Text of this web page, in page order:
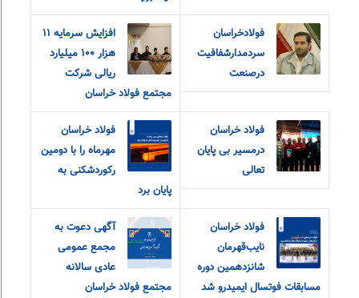
فولادخراسان
سردمدارشفافیت
درصنعت
افزایش سرمایه ۱۱
هزار ۱۰۰ میلیارد
ریالی شرکت
مجتمع فولاد خراسان
فولاد خراسان
درمسیر بی پایان
تعالی
فولاد خراسان
مهرماه را با دومین
رکوردشکنی به
پایان برد
فولاد خراسان
نایب‌قهرمان
شانزدهمین دوره
مسابقات فوتسال ایمیدرو شد
آگهی دعوت به
مجمع عمومی
عادی سالانه
مجتمع فولاد خراسان